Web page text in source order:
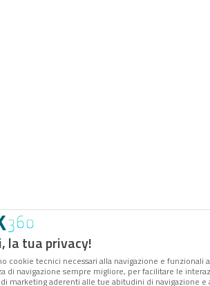
la tua privacy!
cookie tecnici necessari alla navigazione e funzionali
di navigazione sempre migliore, per facilitare le
marketing aderenti alle tue abitudini di navigazione e